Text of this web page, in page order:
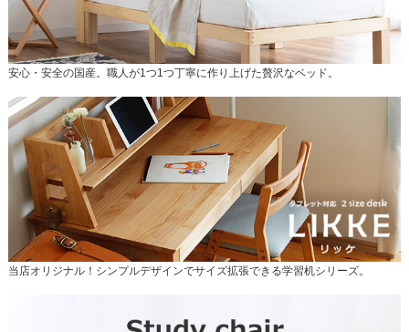
安心・安全の国産。職人が1つ1つ丁寧に作り上げた贅沢なベッド。
当店オリジナル！シンプルデザインでサイズ拡張できる学習机シリーズ。